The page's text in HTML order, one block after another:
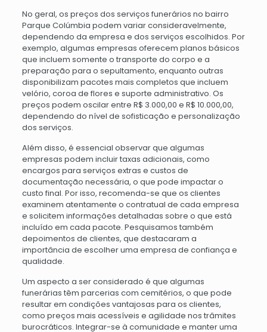
No geral, os preços dos serviços funerários no bairro
Parque Colúmbia podem variar consideravelmente,
dependendo da empresa e dos serviços escolhidos. Por
exemplo, algumas empresas oferecem planos básicos
que incluem somente o transporte do corpo e a
preparação para o sepultamento, enquanto outras
disponibilizam pacotes mais completos que incluem
velório, coroa de flores e suporte administrativo. Os
preços podem oscilar entre R$ 3.000,00 e R$ 10.000,00,
dependendo do nível de sofisticação e personalização
dos serviços.
Além disso, é essencial observar que algumas
empresas podem incluir taxas adicionais, como
encargos para serviços extras e custos de
documentação necessária, o que pode impactar o
custo final. Por isso, recomenda-se que os clientes
examinem atentamente o contratual de cada empresa
e solicitem informações detalhadas sobre o que está
incluído em cada pacote. Pesquisamos também
depoimentos de clientes, que destacaram a
importância de escolher uma empresa de confiança e
qualidade.
Um aspecto a ser considerado é que algumas
funerárias têm parcerias com cemitérios, o que pode
resultar em condições vantajosas para os clientes,
como preços mais acessíveis e agilidade nos trâmites
burocráticos. Integrar-se à comunidade e manter uma